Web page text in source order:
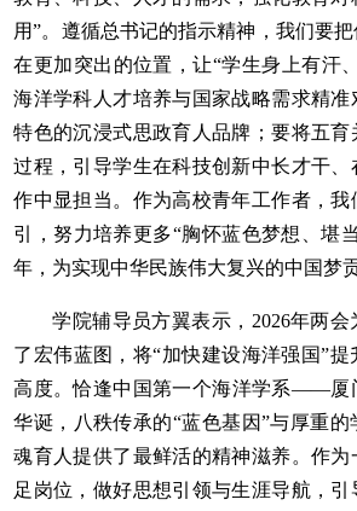
用”。遵循总书记的指示精神，我们要
在更加突出的位置，让“学生身上有汗
海洋学科人才培养与国家战略需求精
特色的沉浸式思政育人品牌；要将五
过程，引导学生在科技创新中长才干
作中显担当。作为高校青年工作者，
引，努力培养更多“胸怀蓝色梦想、堪
年，为实现中华民族伟大复兴的中国梦
学院辅导员方翼表示，2026年两
了宏伟蓝图，将“加快建设海洋强国”
高度。恰逢中国第一个海洋学系——厦
华诞，八秩传承的“蓝色基因”与厚重
魂育人提供了最鲜活的精神滋养。作
足岗位，做好思想引领与生涯导航，